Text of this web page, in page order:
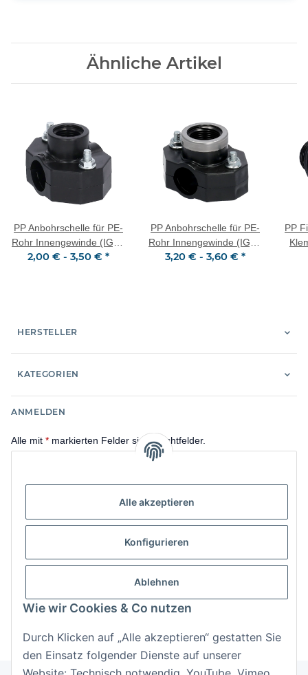
Alle akzeptieren
Konfigurieren
Ablehnen
Wie wir Cookies & Co nutzen
Durch Klicken auf „Alle akzeptieren“ gestatten Sie
den Einsatz folgender Dienste auf unserer
Ähnliche Artikel
PP Anbohrschelle für PE-
Rohr Innengewinde (IG) 2
Schrauben
2,00 € - 3,50 € *
PP Anbohrschelle für PE-
Rohr Innengewinde (IG) 2
Schrauben VA-Ring
3,20 € - 3,60 € *
PP
HERSTELLER
KATEGORIEN
ANMELDEN
Alle mit * markierten Felder sind Pflichtfelder.
Anmelden
Neu hier? Jetzt registrieren!